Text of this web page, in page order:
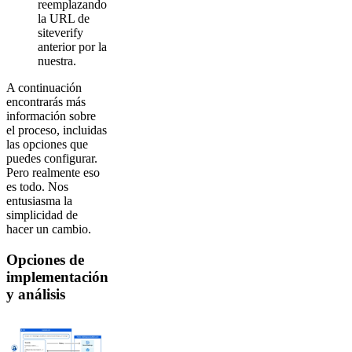
reemplazando
la URL de
siteverify
anterior por la
nuestra.
A continuación
encontrarás más
información sobre
el proceso, incluidas
las opciones que
puedes configurar.
Pero realmente eso
es todo. Nos
entusiasma la
simplicidad de
hacer un cambio.
Opciones de
implementación
y análisis